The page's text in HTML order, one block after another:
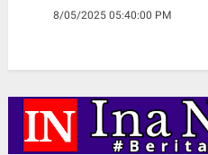
8/05/2025 05:40:00 PM